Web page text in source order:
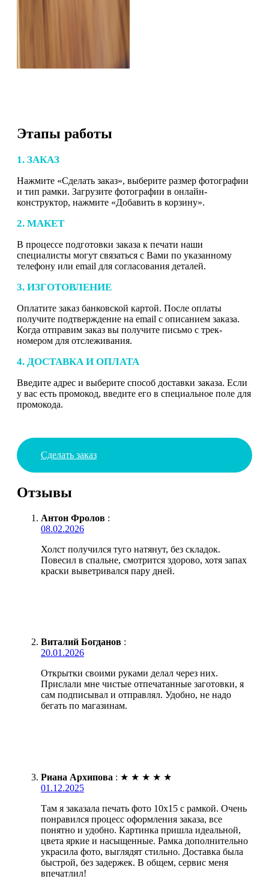
Этапы работы
1. ЗАКАЗ
Нажмите «Сделать заказ», выберите размер фотографии
и тип рамки. Загрузите фотографии в онлайн-
конструктор, нажмите «Добавить в корзину».
2. МАКЕТ
В процессе подготовки заказа к печати наши
специалисты могут связаться с Вами по указанному
телефону или email для согласования деталей.
3. ИЗГОТОВЛЕНИЕ
Оплатите заказ банковской картой. После оплаты
получите подтверждение на email с описанием заказа.
Когда отправим заказ вы получите письмо с трек-
номером для отслеживания.
4. ДОСТАВКА И ОПЛАТА
Введите адрес и выберите способ доставки заказа. Если
у вас есть промокод, введите его в специальное поле для
промокода.
Сделать заказ
Отзывы
Антон Фролов :
08.02.2026
Холст получился туго натянут, без складок.
Повесил в спальне, смотрится здорово, хотя запах
краски выветривался пару дней.
Виталий Богданов :
20.01.2026
Открытки своими руками делал через них.
Прислали мне чистые отпечатанные заготовки, я
сам подписывал и отправлял. Удобно, не надо
бегать по магазинам.
Риана Архипова : ★ ★ ★ ★ ★
01.12.2025
Там я заказала печать фото 10х15 с рамкой. Очень
понравился процесс оформления заказа, все
понятно и удобно. Картинка пришла идеальной,
цвета яркие и насыщенные. Рамка дополнительно
украсила фото, выглядят стильно. Доставка была
быстрой, без задержек. В общем, сервис меня
впечатлил!